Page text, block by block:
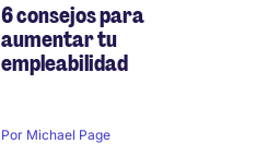
6 consejos para
aumentar tu
empleabilidad
Por Michael Page